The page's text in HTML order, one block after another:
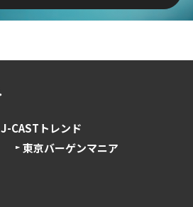
J-CASTトレンド
東京バーゲンマニア